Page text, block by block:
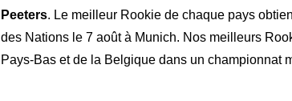
Peeters. Le meilleur Rookie de chaque pays
des Nations le 7 août à Munich. Nos meilleurs
Pays-Bas et de la Belgique dans un championnat